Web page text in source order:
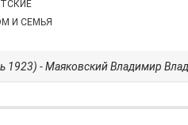
И СЕМЬЯ
Владимир Владимирович (читаем бесплатно